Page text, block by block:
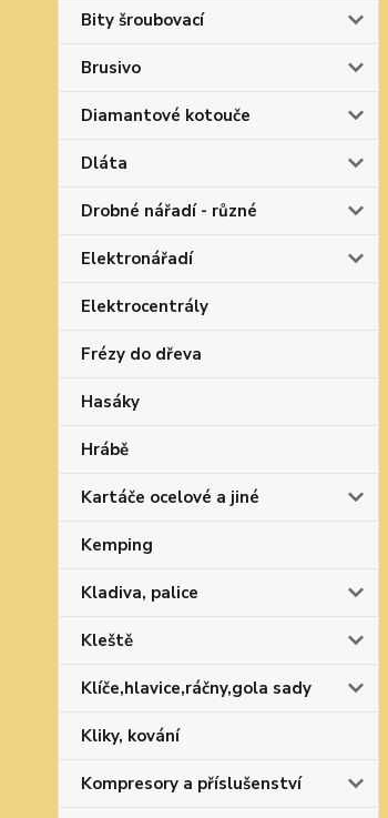
Bity šroubovací
Brusivo
Diamantové kotouče
Dláta
Drobné nářadí - různé
Elektronářadí
Elektrocentrály
Frézy do dřeva
Hasáky
Hrábě
Kartáče ocelové a jiné
Kemping
Kladiva, palice
Kleště
Klíče,hlavice,ráčny,gola sady
Kliky, kování
Kompresory a příslušenství